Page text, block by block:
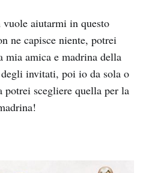
aiutarmi in questo
ne capisce niente, potrei
mia amica e madrina della
invitati, poi io da sola o
scegliere quella per la